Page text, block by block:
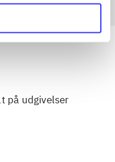
på udgivelser